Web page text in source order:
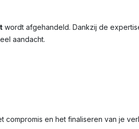
wordt afgehandeld. Dankzij de
aandacht.
en het finaliseren van je